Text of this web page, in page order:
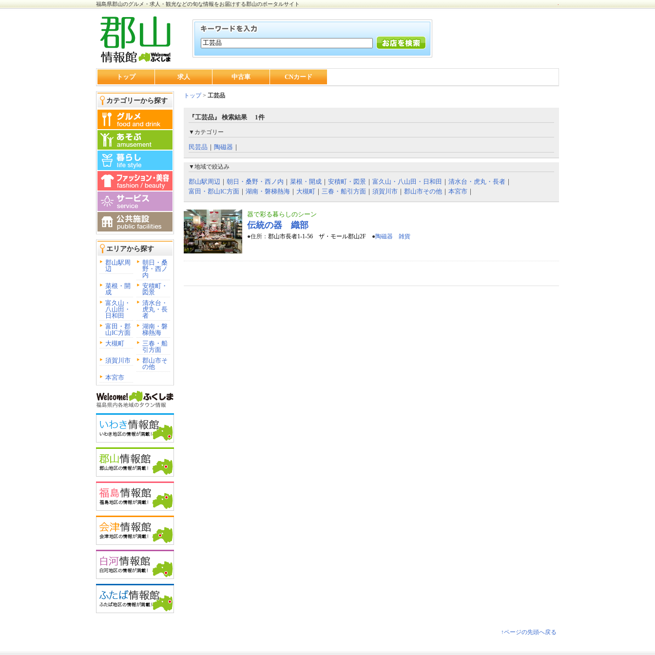
福島県郡山のグルメ・求人・観光などの旬な情報をお届けする郡山のポータルサイト
トップ 求人 中古車 CNカード
カテゴリーから探す
エリアから探す
郡山駅周
辺
朝日・桑
野・西ノ
内
菜根・開
成
安積町・
図景
富久山・
八山田・
日和田
清水台・
虎丸・長
者
富田・郡
山IC方面
湖南・磐
梯熱海
大槻町
三春・船
引方面
須賀川市
郡山市そ
の他
本宮市
トップ> 工芸品
『工芸品』 検索結果 1件
▼カテゴリー
民芸品 ｜ 陶磁器 ｜
▼地域で絞込み
郡山駅周辺 ｜ 朝日・桑野・西ノ内 ｜ 菜根・開成 ｜ 安積町・図景 ｜ 富久山・八山田・日和田 ｜ 清水台・虎丸・長者 ｜
富田・郡山IC方面 ｜ 湖南・磐梯熱海 ｜ 大槻町 ｜ 三春・船引方面 ｜ 須賀川市 ｜ 郡山市その他 ｜ 本宮市 ｜
器で彩る暮らしのシーン
伝統の器 織部
●住所： 郡山市長者1-1-56 ザ・モール郡山2F ●陶磁器 雑貨
↑ページの先頭へ戻る